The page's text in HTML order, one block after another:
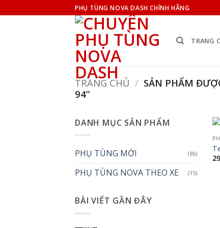
qua
PHỤ TÙNG NOVA DASH CHÍNH HÃNG
TRANG
TRANG CHỦ / SẢN PHẨM
94”
DANH MỤC SẢN PHẨM
PHỤ TÙNG MỚI (86)
PHỤ TÙNG NOVA THEO XE (15)
BÀI VIẾT GẦN ĐÂY